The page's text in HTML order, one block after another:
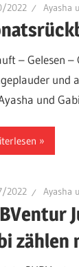
2022 Ayasha
– Gelesen
und
und
2022 Ayasha
zählen